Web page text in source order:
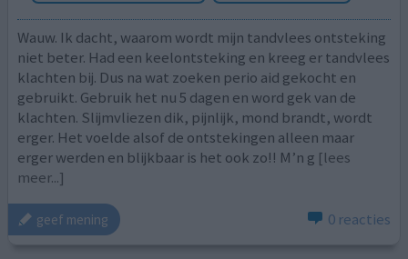
Wauw. Ik dacht, waarom wordt mijn tandvlees ontsteking
niet beter. Had een keelontsteking en kreeg er tandvlees
klachten bij. Dus na wat zoeken perio aid gekocht en
gebruikt. Gebruik het nu 5 dagen en word gek van de
klachten. Slijmvliezen dik, pijnlijk, mond brandt, wordt
erger. Het voelde alsof de ontstekingen alleen maar
erger werden en blijkbaar is het ook zo!! M’n g [lees
meer...]
geef mening 0 reacties